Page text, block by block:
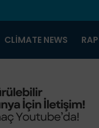
CLIMATE NEWS